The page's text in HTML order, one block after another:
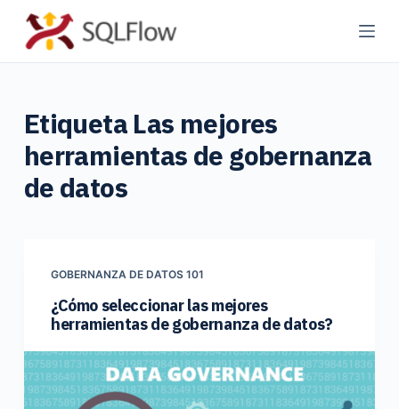
a
d
o
Etiqueta Las mejores
herramientas de gobernanza
de datos
GOBERNANZA DE DATOS 101
¿Cómo seleccionar las mejores
herramientas de gobernanza de datos?